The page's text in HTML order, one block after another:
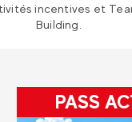
incentives et
Building.
PASS